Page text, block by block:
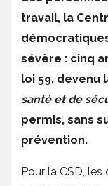
travail, la
sévère : cinq
loi 59, devenu
santé et de
permis, sans
prévention.
Pour la CSD,